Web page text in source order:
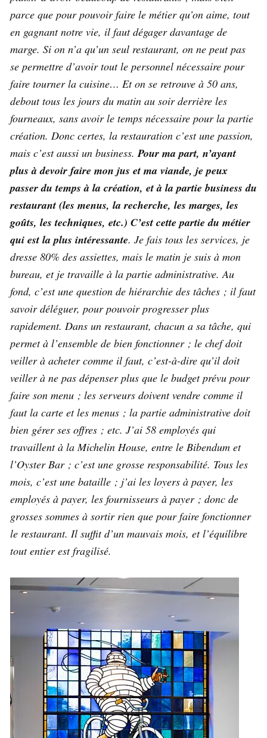
parce que pour pouvoir faire le métier qu’on aime, tout
en gagnant notre vie, il faut dégager davantage de
marge. Si on n’a qu’un seul restaurant, on ne peut pas
se permettre d’avoir tout le personnel nécessaire pour
faire tourner la cuisine… Et on se retrouve à 50 ans,
debout tous les jours du matin au soir derrière les
fourneaux, sans avoir le temps nécessaire pour la partie
création. Donc certes, la restauration c’est une passion,
mais c’est aussi un business.Pour ma part, n’ayant
plus à devoir faire mon jus et ma viande, je peux
passer du temps à la création, et à la partie business du
restaurant (les menus, la recherche, les marges, les
goûts, les techniques, etc.) C’est cette partie du métier
qui est la plus intéressante. Je fais tous les services, je
dresse 80% des assiettes, mais le matin je suis à mon
bureau, et je travaille à la partie administrative. Au
fond, c’est une question de hiérarchie des tâches ; il faut
savoir déléguer, pour pouvoir progresser plus
rapidement. Dans un restaurant, chacun a sa tâche, qui
permet à l’ensemble de bien fonctionner ; le chef doit
veiller à acheter comme il faut, c’est-à-dire qu’il doit
veiller à ne pas dépenser plus que le budget prévu pour
faire son menu ; les serveurs doivent vendre comme il
faut la carte et les menus ; la partie administrative doit
bien gérer ses offres ; etc. J’ai 58 employés qui
travaillent à la Michelin House, entre le Bibendum et
l’Oyster Bar ; c’est une grosse responsabilité. Tous les
mois, c’est une bataille ; j’ai les loyers à payer, les
employés à payer, les fournisseurs à payer ; donc de
grosses sommes à sortir rien que pour faire fonctionner
le restaurant. Il suffit d’un mauvais mois, et l’équilibre
tout entier est fragilisé.